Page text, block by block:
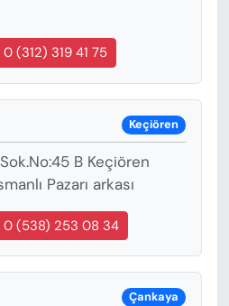
0 (312) 319 41 75
Keçiören
B Keçiören
Pazarı arkası
0 (538) 253 08 34
Çankaya